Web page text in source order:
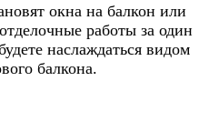
окна на балкон или
работы за один
наслаждаться видом
балкона.